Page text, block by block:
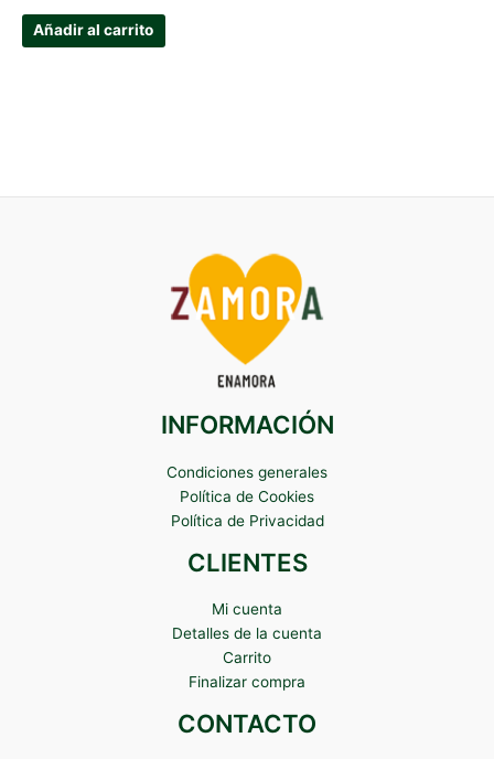
Añadir al carrito
INFORMACIÓN
Condiciones generales
Política de Cookies
Política de Privacidad
CLIENTES
Mi cuenta
Detalles de la cuenta
Carrito
Finalizar compra
CONTACTO